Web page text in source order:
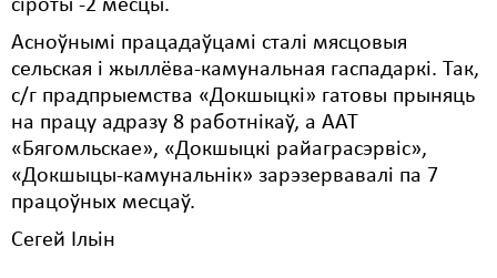
сіроты -2 месцы.
Асноўнымі працадаўцамі сталі мясцовыя
сельская і жыллёва-камунальная гаспадаркі. Так,
с/г прадпрыемства «Докшыцкі» гатовы прыняць
на працу адразу 8 работнікаў, а ААТ
«Бягомльскае», «Докшыцкі райаграсэрвіс»,
«Докшыцы-камунальнік» зарэзервавалі па 7
працоўных месцаў.
Сегей Ільін